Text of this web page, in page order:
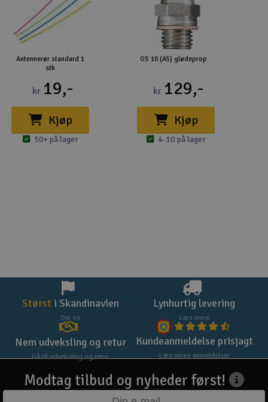
Antennerør standard 1
stk
kr 19,-
Kjøp
50+ på lager
OS 10 (A5) glødeprop
kr 129,-
Kjøp
4-10 på lager
Størst i Skandinavien
Om os
Lynhurtig levering
Læs mere
Nem udveksling og retur
Gå til udveksling og retur
Kundeanmeldelse prisjagt
Læs vores anmeldelser
Modtag tilbud og nyheder først!